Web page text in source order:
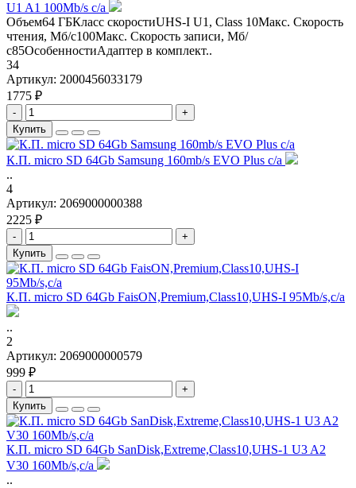
U1 A1 100Mb/s с/а
Объем64 ГБКласс скоростиUHS-I U1, Class 10Макс. Скорость
чтения, Мб/с100Макс. Скорость записи, Мб/
с85ОсобенностиАдаптер в комплект..
34
Артикул: 2000456033179
1775 ₽
-
+
Купить
К.П. micro SD 64Gb Samsung 160mb/s EVO Plus с/а
..
4
Артикул: 2069000000388
2225 ₽
-
+
Купить
К.П. micro SD 64Gb FaisON,Premium,Class10,UHS-I 95Mb/s,c/а
..
2
Артикул: 2069000000579
999 ₽
-
+
Купить
К.П. micro SD 64Gb SanDisk,Extreme,Class10,UHS-1 U3 A2
V30 160Mb/s,с/а
..